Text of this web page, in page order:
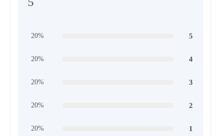
5
20%
4
20%
3
20%
2
20%
1
20%